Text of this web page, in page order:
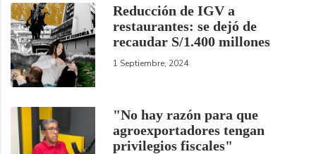
Reducción de IGV a
restaurantes: se dejó de
recaudar S/1.400 millones
1 Septiembre, 2024
"No hay razón para que
agroexportadores tengan
privilegios fiscales"